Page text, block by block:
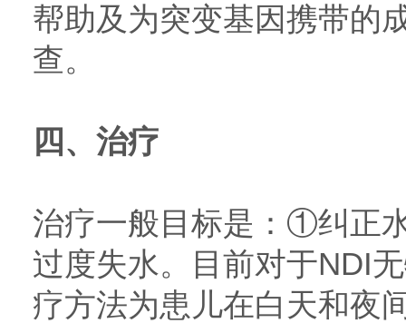
帮助及为突变基因携带的
查。
四、治疗
治疗一般目标是：①纠正
过度失水。目前对于NDI
疗方法为患儿在白天和夜